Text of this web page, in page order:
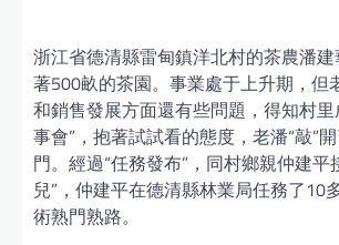
浙江省德清縣雷甸鎮洋北村的茶農潘
著500畝的茶園。事業處于上升期，但
和銷售發展方面還有些問題，得知村里
事會”，抱著試試看的態度，老潘“敲”
門。經過“任務發布”，同村鄉親仲建平
兒”，仲建平在德清縣林業局任務了10
術熟門熟路。